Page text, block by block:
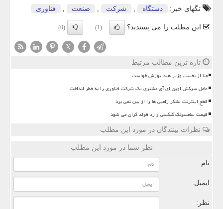
تگهای خبر: دستگاه , شركت , صنعت , فناوری
این مطلب را می پسندید؟ (1)
(0)
X
تازه ترین مطالب مرتبط
متا از نخست وزیر هند پوزش خواست
عامل سرکش اوپن ای آی مشتری یک شرکت فناوری را به خطر انداخت
قطع اینترنت لشکر زامبی ها را از بین نمی برد
قیمت سامسونگ گلکسی و زد فولد گران می شود
نظرات بینندگان در مورد این مطلب
نظر شما در مورد این مطلب
نام:
ایمیل:
نظر: